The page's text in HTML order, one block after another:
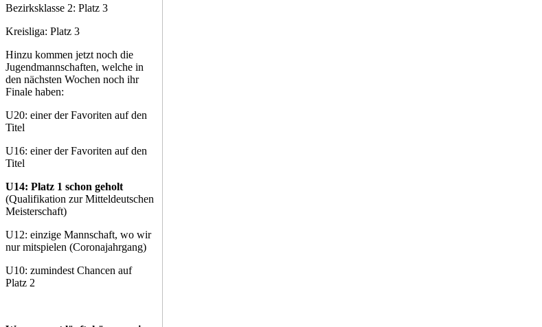
Bezirksklasse 2: Platz 3
Kreisliga: Platz 3
Hinzu kommen jetzt noch die
Jugendmannschaften, welche in
den nächsten Wochen noch ihr
Finale haben:
U20: einer der Favoriten auf den
Titel
U16: einer der Favoriten auf den
Titel
U14: Platz 1 schon geholt
(Qualifikation zur Mitteldeutschen
Meisterschaft)
U12: einzige Mannschaft, wo wir
nur mitspielen (Coronajahrgang)
U10: zumindest Chancen auf
Platz 2